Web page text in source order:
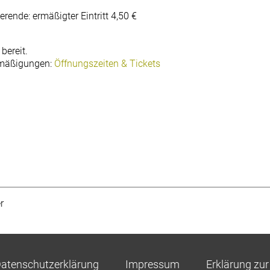
ermäßigter Eintritt 4,50 €
Öffnungszeiten & Tickets
Impressum Erklärung